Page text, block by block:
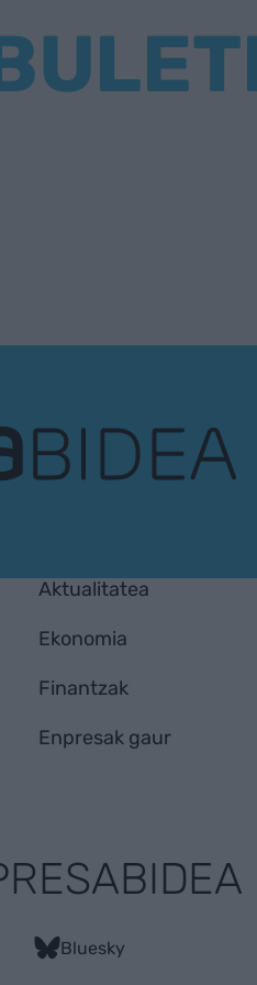
Aktualitatea
Ekonomia
Finantzak
Enpresak gaur
Bluesky